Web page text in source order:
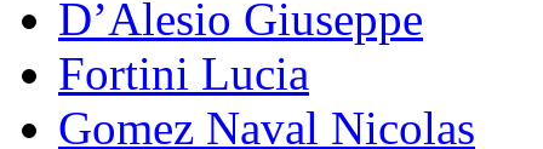
D’Alesio Giuseppe
Fortini Lucia
Gomez Naval Nicolas